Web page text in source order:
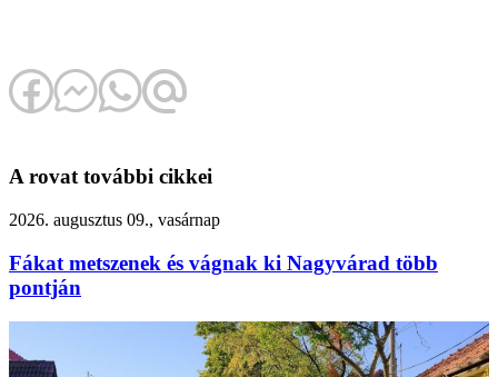
A rovat további cikkei
2026. augusztus 09., vasárnap
Fákat metszenek és vágnak ki Nagyvárad több
pontján